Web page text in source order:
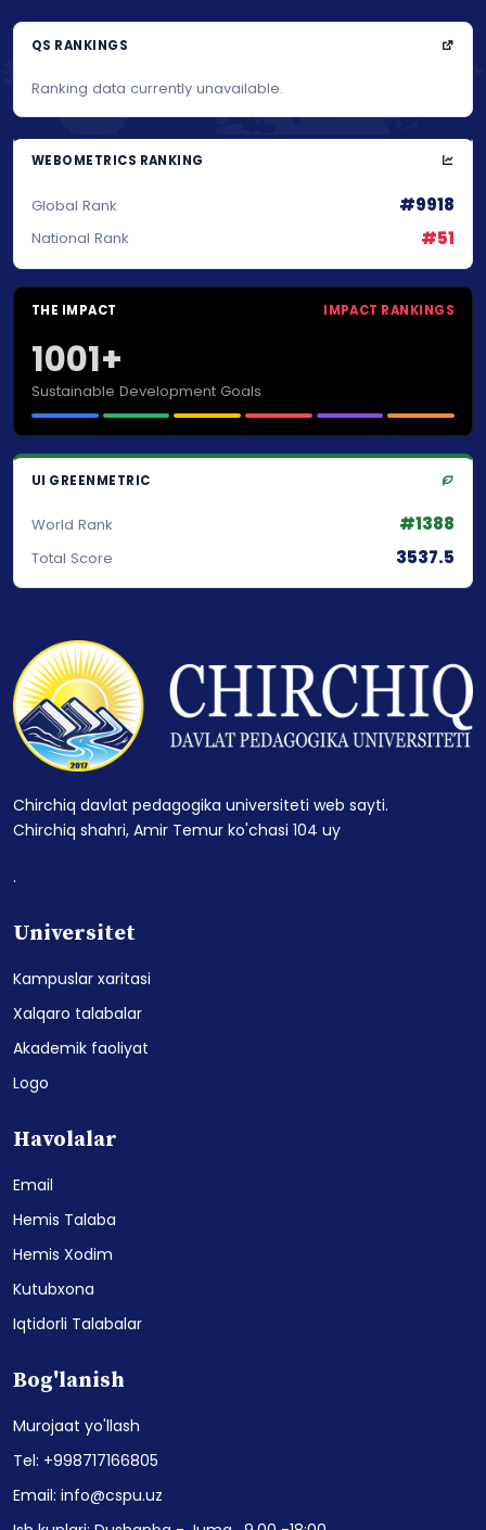
QS RANKINGS
Ranking data currently unavailable.
WEBOMETRICS RANKING
Global Rank #9918
National Rank #51
THE IMPACT IMPACT RANKINGS
1001+
Sustainable Development Goals
UI GREENMETRIC
World Rank #1388
Total Score 3537.5
Chirchiq davlat pedagogika universiteti web sayti.
Chirchiq shahri, Amir Temur ko'chasi 104 uy
.
Universitet
Kampuslar xaritasi
Xalqaro talabalar
Akademik faoliyat
Logo
Havolalar
Email
Hemis Talaba
Hemis Xodim
Kutubxona
Iqtidorli Talabalar
Bog'lanish
Murojaat yo'llash
Tel: +998717166805
Email: info@cspu.uz